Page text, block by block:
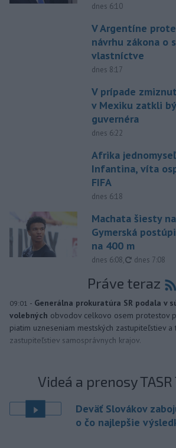
dnes 6:10
V Argentíne
návrhu zákona o
vlastníctve
dnes 8:17
V prípade
v Mexiku zatkli
guvernéra
dnes 6:22
Afrika
Infantina, víta
FIFA
dnes 6:18
Machata šiesty
Gymerská
na 400 m
dnes 6:08, aktualizované
dnes 7:08
Práve teraz
09:01 - Generálna prokuratúra SR podala v
volebných obvodov celkovo osem protestov
piatim uzneseniam mestských zastupiteľstiev a
zastupiteľstiev samosprávnych krajov.
Videá a prenosy TASR
Deväť Slovákov
o čo najlepšie